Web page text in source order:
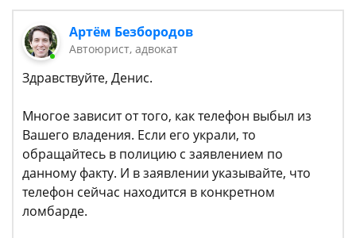
Артём Безбородов
Автоюрист, адвокат
Здравствуйте, Денис.
Многое зависит от того, как телефон выбыл из
Вашего владения. Если его украли, то
обращайтесь в полицию с заявлением по
данному факту. И в заявлении указывайте, что
телефон сейчас находится в конкретном
ломбарде.